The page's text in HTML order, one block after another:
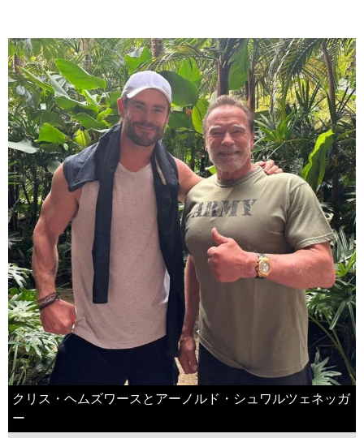
クリス・ヘムズワースとアーノルド・シュワルツェネッガ
ー